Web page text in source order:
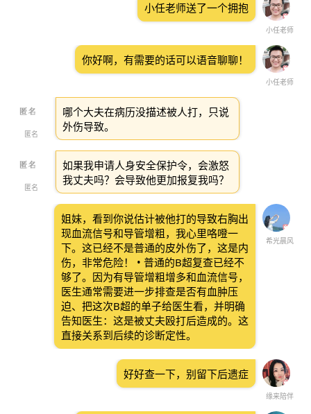
小任老师
小任老师送了一个拥抱
小任老师
你好啊，有需要的话可以语音聊聊！
匿名
哪个大夫在病历没描述被人打，只说
外伤导致。
匿名
如果我申请人身安全保护令，会激怒
我丈夫吗？会导致他更加报复我吗？
希光晨风
姐妹，看到你说估计被他打的导致右胸出
现血流信号和导管增粗，我心里咯噔一
下。这已经不是普通的皮外伤了，这是内
伤，非常危险！ • 普通的B超复查已经不
够了。因为有导管增粗增多和血流信号，
医生通常需要进一步排查是否有血肿压
迫、把这次B超的单子给医生看，并明确
告知医生：这是被丈夫殴打后造成的。这
直接关系到后续的诊断定性。
缘来陪伴
好好查一下，别留下后遗症